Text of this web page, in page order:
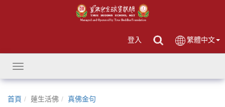
登入 繁體中文
Toggle
navigation
首頁 蓮生活佛
真佛金句